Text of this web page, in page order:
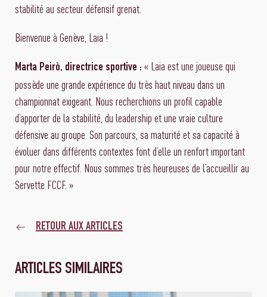
stabilité au secteur défensif grenat.
Bienvenue à Genève, Laia !
Marta Peirò, directrice sportive : « Laia est une joueuse qui
possède une grande expérience du très haut niveau dans un
championnat exigeant. Nous recherchions un profil capable
d’apporter de la stabilité, du leadership et une vraie culture
défensive au groupe. Son parcours, sa maturité et sa capacité à
évoluer dans différents contextes font d’elle un renfort important
pour notre effectif. Nous sommes très heureuses de l’accueillir au
Servette FCCF. »
RETOUR AUX ARTICLES
ARTICLES SIMILAIRES